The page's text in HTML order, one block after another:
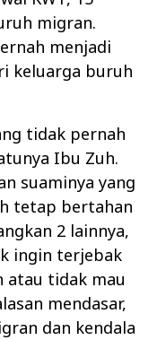
migran.
menjadi
keluarga buruh
tidak pernah
Ibu Zuh.
suaminya yang
tetap bertahan
2 lainnya,
ingin terjebak
atau tidak mau
mendasar,
dan kendala